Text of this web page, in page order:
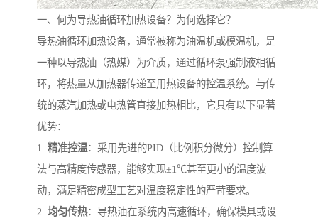
一、何为导热油循环加热设备？为何选择它？
导热油循环加热设备，通常被称为油温机或模温机，是
一种以导热油（热媒）为介质，通过循环泵强制液相循
环，将热量从加热器传递至用热设备的控温系统。与传
统的蒸汽加热或电热管直接加热相比，它具有以下显著
优势：
1. 精准控温：采用先进的PID（比例积分微分）控制算
法与高精度传感器，能够实现±1℃甚至更小的温度波
动，满足精密成型工艺对温度稳定性的严苛要求。
2. 均匀传热：导热油在系统内高速循环，确保模具或设